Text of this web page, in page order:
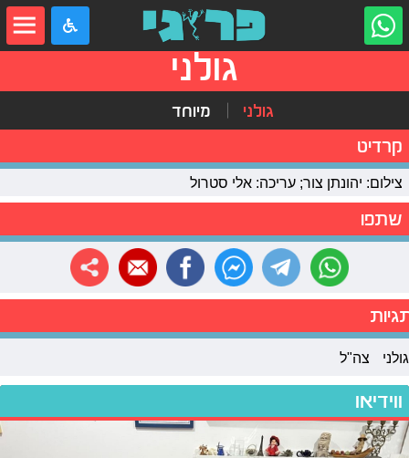
גולני
גולני מיוחד
קרדיט
צילום: יהונתן צור; עריכה: אלי סטרול
שתפו
גולני צה"ל
ווידיאו